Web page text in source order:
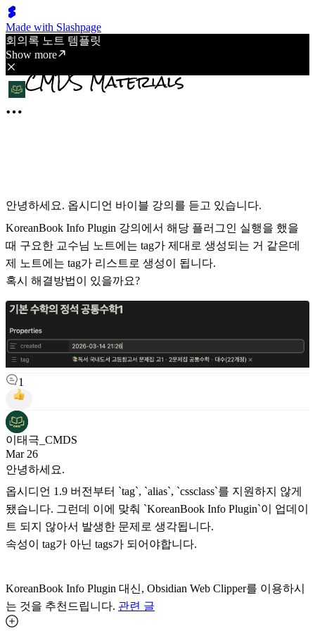
Made with Slashpage
회의록 노트 템플릿
Show more
안녕하세요. 옵시디언 바이블 강의를 듣고 있습니다.
KoreanBook Info Plugin 강의에서 해당 플러그인 실행을 했을
때 구요한 교수님 노트에는 tag가 제대로 생성되는 거 같은데
제 노트에는 tag가 리스트로 생성이 됩니다.
혹시 해결방법이 있을까요?
1
이태극_CMDS
Mar 26
안녕하세요.
옵시디언 1.9 버전부터 `tag`, `alias`, `cssclass`를 지원하지 않게
됐습니다. 그런데 이에 맞춰 `KoreanBook Info Plugin`이 업데이
트 되지 않아서 발생한 문제로 생각됩니다.
속성이 tag가 아닌 tags가 되어야합니다.
KoreanBook Info Plugin 대신, Obsidian Web Clipper를 이용하시
는 것을 추천드립니다. 관련 글